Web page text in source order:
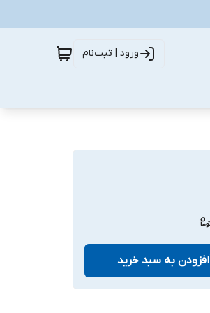
ورود | ثبت‌نام
افزودن به سبد خرید